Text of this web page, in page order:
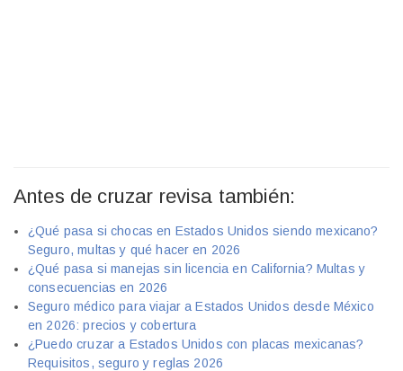
Antes de cruzar revisa también:
¿Qué pasa si chocas en Estados Unidos siendo mexicano?
Seguro, multas y qué hacer en 2026
¿Qué pasa si manejas sin licencia en California? Multas y
consecuencias en 2026
Seguro médico para viajar a Estados Unidos desde México
en 2026: precios y cobertura
¿Puedo cruzar a Estados Unidos con placas mexicanas?
Requisitos, seguro y reglas 2026